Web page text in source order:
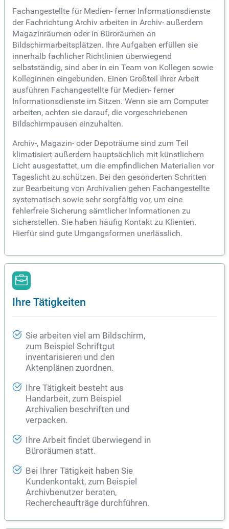
Fachangestellte für Medien- ferner Informationsdienste
der Fachrichtung Archiv arbeiten in Archiv- außerdem
Magazinräumen oder in Büroräumen an
Bildschirmarbeitsplätzen. Ihre Aufgaben erfüllen sie
innerhalb fachlicher Richtlinien überwiegend
selbstständig, sind aber in ein Team von Kollegen sowie
Kolleginnen eingebunden. Einen Großteil ihrer Arbeit
ausführen Fachangestellte für Medien- ferner
Informationsdienste im Sitzen. Wenn sie am Computer
arbeiten, achten sie darauf, die vorgeschriebenen
Bildschirmpausen einzuhalten.
Archiv-, Magazin- oder Depoträume sind zum Teil
klimatisiert außerdem hauptsächlich mit künstlichem
Licht ausgestattet, um die empfindlichen Materialien vor
Tageslicht zu schützen. Bei den gesonderten Schritten
zur Bearbeitung von Archivalien gehen Fachangestellte
systematisch sowie sehr sorgfältig vor, um eine
fehlerfreie Sicherung sämtlicher Informationen zu
sicherstellen. Sie haben häufig Kontakt zu Klienten.
Hierfür sind gute Umgangsformen unerlässlich.
Ihre Tätigkeiten
Sie arbeiten viel am Bildschirm,
zum Beispiel Schriftgut
inventarisieren und den
Aktenplänen zuordnen.
Ihre Tätigkeit besteht aus
Handarbeit, zum Beispiel
Archivalien beschriften und
verpacken.
Ihre Arbeit findet überwiegend in
Büroräumen statt.
Bei Ihrer Tätigkeit haben Sie
Kundenkontakt, zum Beispiel
Archivbenutzer beraten,
Rechercheaufträge durchführen.